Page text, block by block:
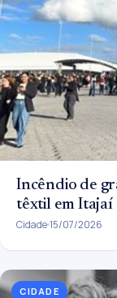
Incêndio de
têxtil em Itajaí
Cidade15/07/2026
CIDADE